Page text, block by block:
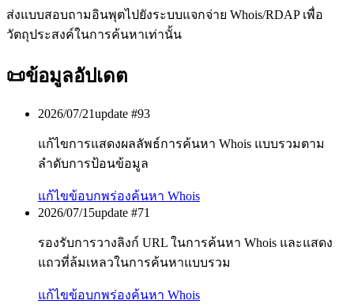
ส่งแบบสอบถามอินพุตไปยังระบบแจกจ่าย Whois/RDAP เพื่อ
วัตถุประสงค์ในการค้นหาเท่านั้น
📜ข้อมูลอัปเดต
2026/07/21update #93
แก้ไขการแสดงผลลัพธ์การค้นหา Whois แบบรวมตาม
ลำดับการป้อนข้อมูล
แก้ไขข้อบกพร่องค้นหา Whois
2026/07/15update #71
รองรับการวางลิงก์ URL ในการค้นหา Whois และแสดง
แถวที่ล้มเหลวในการค้นหาแบบรวม
แก้ไขข้อบกพร่องค้นหา Whois